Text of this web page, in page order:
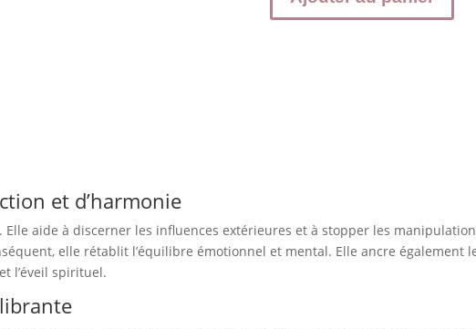
naturelle
et d’harmonie
aide à discerner les influences extérieures et à stopper les
elle rétablit l’équilibre émotionnel et mental. Elle ancre également
l’éveil spirituel.